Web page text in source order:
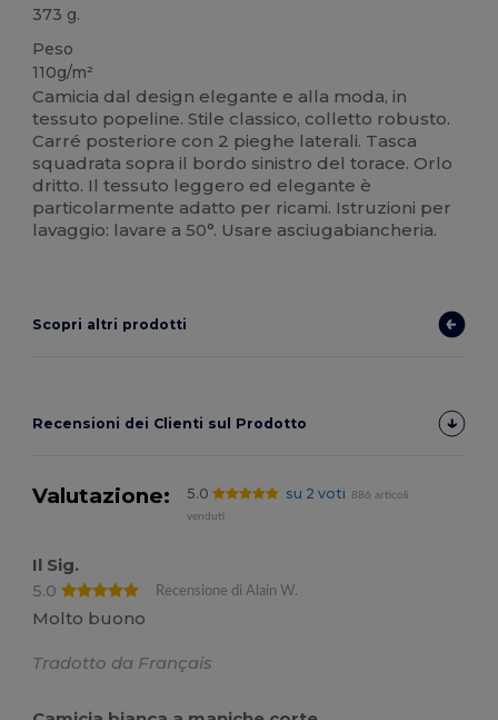
373 g.
Peso
110g/m²
Camicia dal design elegante e alla moda, in
tessuto popeline. Stile classico, colletto robusto.
Carré posteriore con 2 pieghe laterali. Tasca
squadrata sopra il bordo sinistro del torace. Orlo
dritto. Il tessuto leggero ed elegante è
particolarmente adatto per ricami. Istruzioni per
lavaggio: lavare a 50°. Usare asciugabiancheria.
Scopri altri prodotti
Recensioni dei Clienti sul Prodotto
Valutazione: 5.0 su 2 voti
886 articoli
venduti
Il Sig.
5.0
Recensione di Alain W.
Molto buono
Tradotto da Français